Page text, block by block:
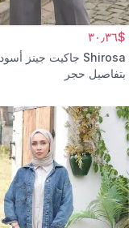
$٣٠٫٣٦
Shirosa جاكيت جينز أسود
بتفاصيل حجر